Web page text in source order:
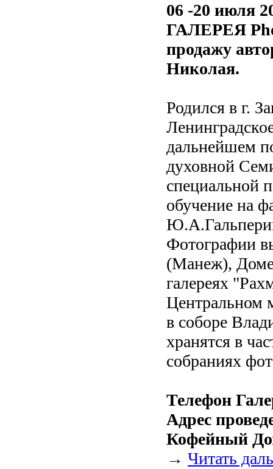
06 -20 июля
ГАЛЕРЕЯ
продажу
Николая.
Родился в г.
дальнейшем
духовной
специальной
обучение на
Фотографии
(Манеж),
галереях
Центральном
в соборе
хранятся в
собраниях
Телефон
Адрес
Кофейный
→ Читать